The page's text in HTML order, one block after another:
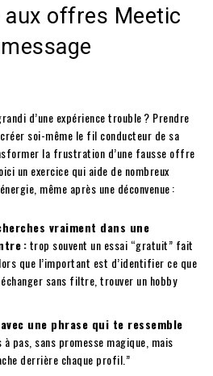
offres Meetic
d’une expérience trouble ? Prendre
soi-même le fil conducteur de sa
la frustration d’une fausse offre
un exercice qui aide de nombreux
même après une déconvenue :
vraiment dans une
:trop souvent un essai “gratuit” fait
que l’important est d’identifier ce que
sans filtre, trouver un hobby
une phrase qui te ressemble
à pas, sans promesse magique, mais
derrière chaque profil.”